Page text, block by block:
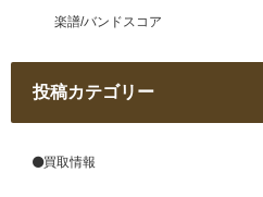
楽譜/バンドスコア
投稿カテゴリー
買取情報